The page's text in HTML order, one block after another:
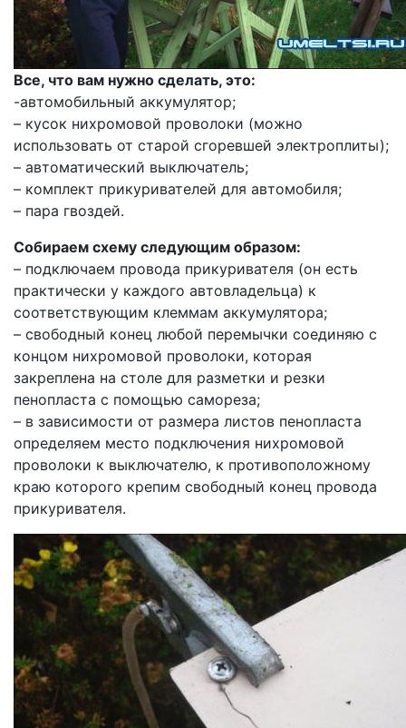
Все, что вам нужно сделать, это:
-автомобильный аккумулятор;
– кусок нихромовой проволоки (можно
использовать от старой сгоревшей электроплиты);
– автоматический выключатель;
– комплект прикуривателей для автомобиля;
– пара гвоздей.
Собираем схему следующим образом:
– подключаем провода прикуривателя (он есть
практически у каждого автовладельца) к
соответствующим клеммам аккумулятора;
– свободный конец любой перемычки соединяю с
концом нихромовой проволоки, которая
закреплена на столе для разметки и резки
пенопласта с помощью самореза;
– в зависимости от размера листов пенопласта
определяем место подключения нихромовой
проволоки к выключателю, к противоположному
краю которого крепим свободный конец провода
прикуривателя.